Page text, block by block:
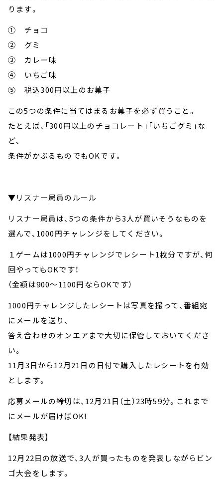
ります。
① チョコ
② グミ
③ カレー味
④ いちご味
⑤ 税込300円以上のお菓子
この5つの条件に当てはまるお菓子を必ず買うこと。
たとえば、「300円以上のチョコレート」「いちごグミ」な
ど、
条件がかぶるものでもOKです。
▼リスナー局員のルール
リスナー局員は、5つの条件から3人が買いそうなものを
選んで、1000円チャレンジをしてください。
１ゲームは1000円チャレンジでレシート1枚分ですが、何
回やってもOKです！
（金額は900～1100円ならOKです）
1000円チャレンジしたレシートは写真を撮って、番組宛
にメールを送り、
答え合わせのオンエアまで大切に保管しておいてくださ
い。
11月3日から12月21日の日付で購入したレシートを有効
とします。
応募メールの締切は、12月21日（土）23時59分。これまで
にメールが届けばOK!
【結果発表】
12月22日の放送で、3人が買ったものを発表しながらビン
ゴ大会をします。